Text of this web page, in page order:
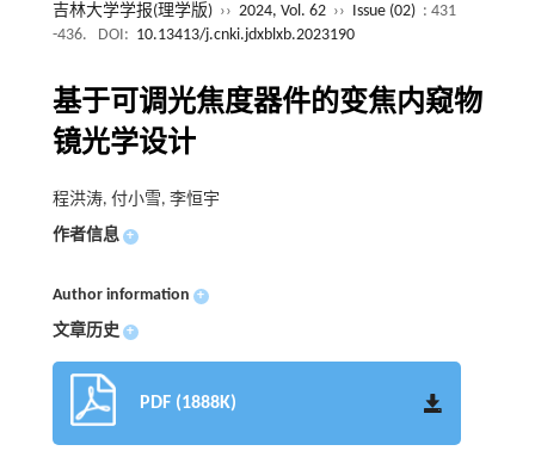
吉林大学学报(理学版) ›› 2024, Vol. 62 ›› Issue (02) : 431
-436.
DOI: 10.13413/j.cnki.jdxblxb.2023190
基于可调光焦度器件的变焦内窥物
镜光学设计
程洪涛, 付小雪, 李恒宇
作者信息 +
Author information +
文章历史 +
PDF (1888K)